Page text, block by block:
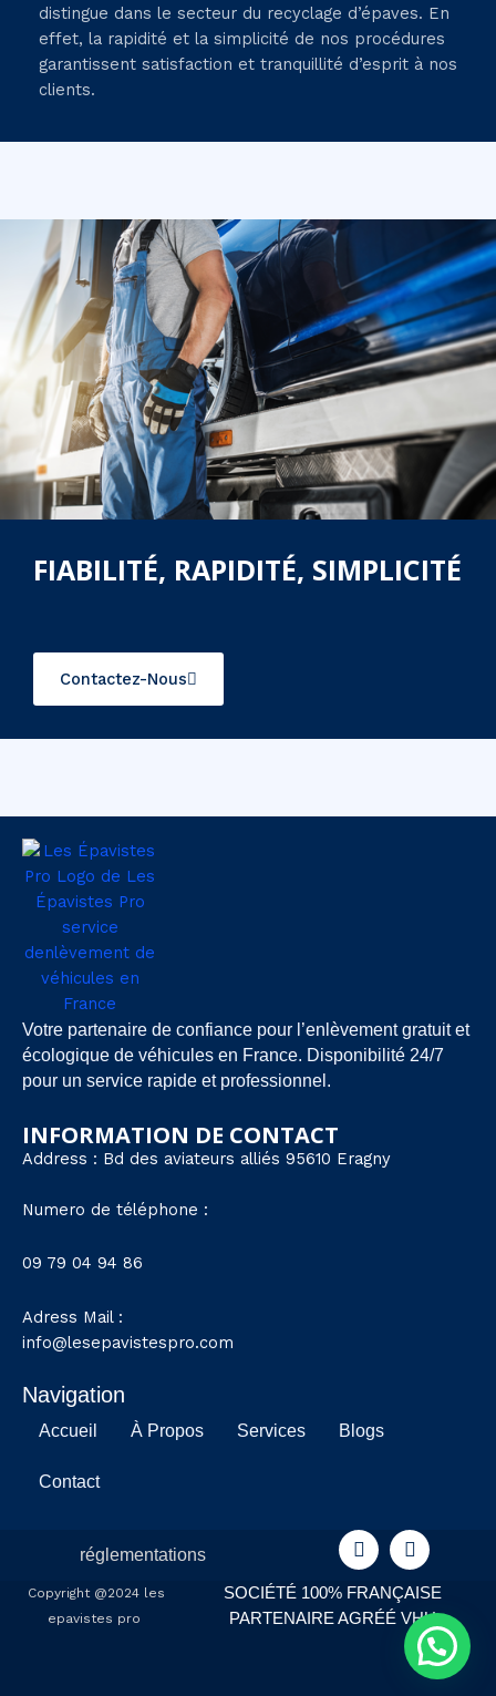
distingue dans le secteur du recyclage d’épaves. En
effet, la rapidité et la simplicité de nos procédures
garantissent satisfaction et tranquillité d’esprit à nos
clients.
FIABILITÉ, RAPIDITÉ, SIMPLICITÉ
Contactez-Nous
Votre partenaire de confiance pour l’enlèvement gratuit et
écologique de véhicules en France. Disponibilité 24/7
pour un service rapide et professionnel.
INFORMATION DE CONTACT
Address : Bd des aviateurs alliés 95610 Eragny
Numero de téléphone :
09 79 04 94 86
Adress Mail :
info@lesepavistespro.com
Navigation
Accueil À Propos Services Blogs
Contact
réglementations
F
a
e
b
I
n
t
a
g
r
a
Copyright @2024 les
epavistes pro
SOCIÉTÉ 100% FRANÇAISE
PARTENAIRE AGRÉÉ VHU